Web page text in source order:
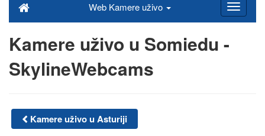
Web Kamere uživo
Kamere uživo u Somiedu -
SkylineWebcams
Kamere uživo u Asturiji